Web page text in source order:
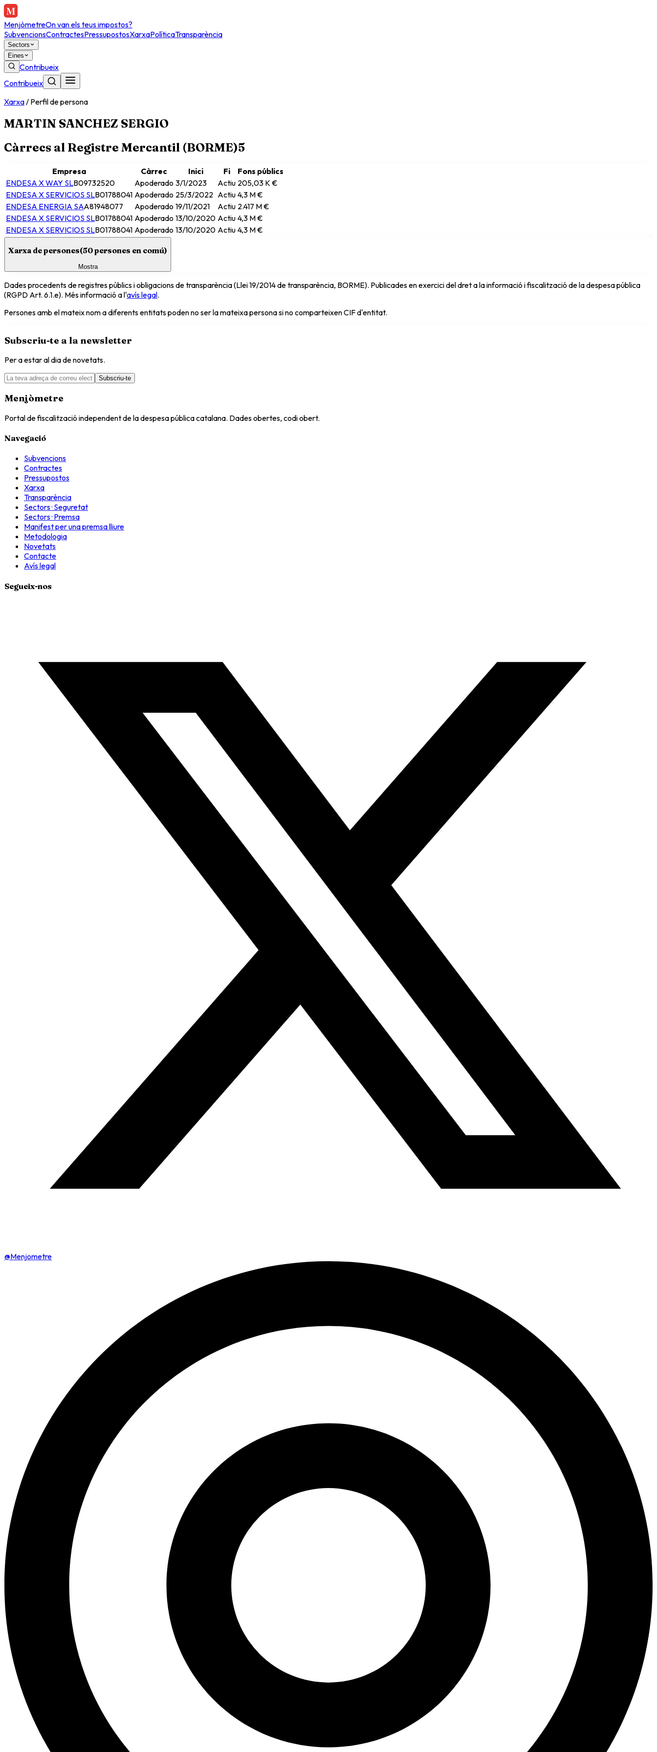
MenjòmetreOn van els teus impostos?
SubvencionsContractesPressupostosXarxaPolíticaTransparència
Sectors
Eines
Contribueix
Contribueix
Xarxa/ Perfil de persona
MARTIN SANCHEZ SERGIO
Càrrecs al Registre Mercantil (BORME)5
Empresa Càrrec Inici Fi
Fons públics
ENDESA X WAY SLB09732520 Apoderado 3/1/2023 Actiu 205,03 K €
ENDESA X SERVICIOS SLB01788041 Apoderado 25/3/2022 Actiu 4,3 M €
ENDESA ENERGIA SAA81948077 Apoderado 19/11/2021 Actiu 2.417 M €
ENDESA X SERVICIOS SLB01788041 Apoderado 13/10/2020 Actiu 4,3 M €
ENDESA X SERVICIOS SLB01788041 Apoderado 13/10/2020 Actiu 4,3 M €
Xarxa de persones(50persones en comú)
Mostra
Dades procedents de registres públics i obligacions de transparència (Llei 19/2014 de transparència, BORME). Publicades en exercici del dret a la informació i fiscalització de la despesa pública
(RGPD Art. 6.1.e). Més informació a l'avís legal.
Persones amb el mateix nom a diferents entitats poden no ser la mateixa persona si no comparteixen CIF d'entitat.
Subscriu-te a la newsletter
Per a estar al dia de novetats.
Subscriu-te
Menjòmetre
Portal de fiscalització independent de la despesa pública catalana. Dades obertes, codi obert.
Navegació
Subvencions
Contractes
Pressupostos
Xarxa
Transparència
Sectors · Seguretat
Sectors · Premsa
Manifest per una premsa lliure
Metodologia
Novetats
Contacte
Avís legal
Segueix-nos
@Menjometre